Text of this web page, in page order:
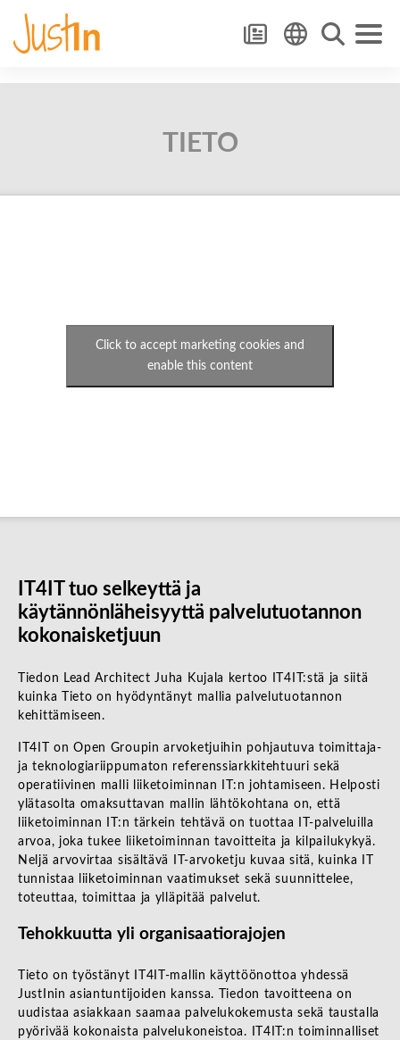
TIETO
Click to accept marketing cookies and
enable this content
IT4IT tuo selkeyttä ja
käytännönläheisyyttä palvelutuotannon
kokonaisketjuun
Tiedon Lead Architect Juha Kujala kertoo IT4IT:stä ja siitä
kuinka Tieto on hyödyntänyt mallia palvelutuotannon
kehittämiseen.
IT4IT on Open Groupin arvoketjuihin pohjautuva toimittaja-
ja teknologiariippumaton referenssiarkkitehtuuri sekä
operatiivinen malli liiketoiminnan IT:n johtamiseen. Helposti
ylätasolta omaksuttavan mallin lähtökohtana on, että
liiketoiminnan IT:n tärkein tehtävä on tuottaa IT-palveluilla
arvoa, joka tukee liiketoiminnan tavoitteita ja kilpailukykyä.
Neljä arvovirtaa sisältävä IT-arvoketju kuvaa sitä, kuinka IT
tunnistaa liiketoiminnan vaatimukset sekä suunnittelee,
toteuttaa, toimittaa ja ylläpitää palvelut.
Tehokkuutta yli organisaatiorajojen
Tieto on työstänyt IT4IT-mallin käyttöönottoa yhdessä
JustInin asiantuntijoiden kanssa. Tiedon tavoitteena on
uudistaa asiakkaan saamaa palvelukokemusta sekä taustalla
pyörivää kokonaista palvelukoneistoa. IT4IT:n toiminnalliset